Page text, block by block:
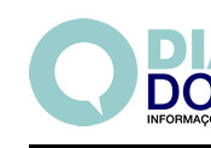
para
conteúdo